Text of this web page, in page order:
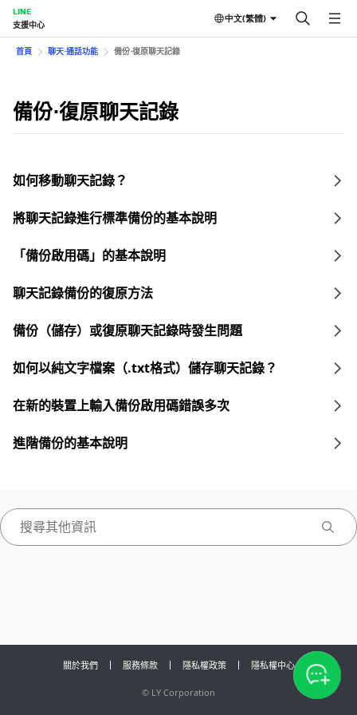
LINE
支援中心
中文(繁體)
首頁 聊天⋅通話功能 備份⋅復原聊天記錄
備份⋅復原聊天記錄
如何移動聊天記錄？
將聊天記錄進行標準備份的基本說明
「備份啟用碼」的基本說明
聊天記錄備份的復原方法
備份（儲存）或復原聊天記錄時發生問題
如何以純文字檔案（.txt格式）儲存聊天記錄？
在新的裝置上輸入備份啟用碼錯誤多次
進階備份的基本說明
關於我們 服務條款 隱私權政策 隱私權中心
© LY Corporation